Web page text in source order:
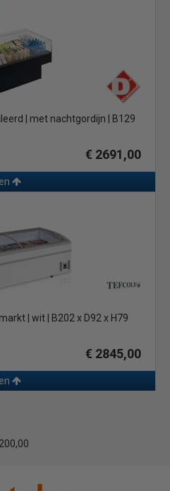
| met nachtgordijn | B129
€ 2691,00
| wit | B202 x D92 x H79
€ 2845,00